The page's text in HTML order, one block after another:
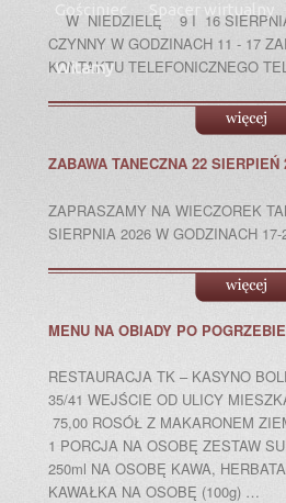
Gościniec Spacer wirtualny
Witamy
W NIEDZIELĘ 9 I 16
CZYNNY W GODZINACH 11 - 17
KONTAKTU TELEFONICZNEGO
ZABAWA TANECZNA 22 SIERPIEŃ
ZAPRASZAMY NA WIECZOREK
SIERPNIA 2026 W GODZINACH
MENU NA OBIADY PO
RESTAURACJA TK – KASYNO
35/41 WEJŚCIE OD ULICY
75,00 ROSÓŁ Z MAKARONEM
1 PORCJA NA OSOBĘ ZESTAW
250ml NA OSOBĘ KAWA,
KAWAŁKA NA OSOBĘ (100g) …